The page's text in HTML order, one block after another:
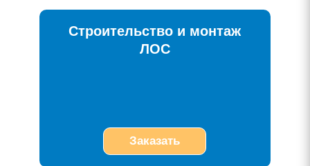
Строительство и монтаж
ЛОС
Заказать